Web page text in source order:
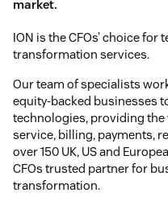
market.
ION is the CFOs’ choice
transformation services.
Our team of specialists
equity-backed businesses
technologies, providing
service, billing, payments,
over 150 UK, US and
CFOs trusted partner for
transformation.